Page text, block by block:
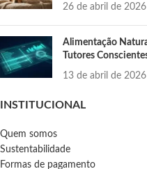
26 de abril de 2026
Alimentação
Tutores
13 de abril de 2026
INSTITUCIONAL
Quem somos
Sustentabilidade
Formas de pagamento